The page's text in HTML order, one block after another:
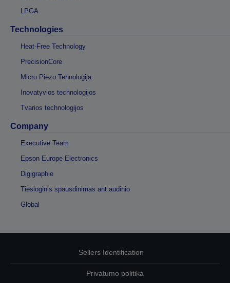
LPGA
Technologies
Heat-Free Technology
PrecisionCore
Micro Piezo Tehnoloģija
Inovatyvios technologijos
Tvarios technologijos
Company
Executive Team
Epson Europe Electronics
Digigraphie
Tiesioginis spausdinimas ant audinio
Global
Sellers Identification
Privatumo politika